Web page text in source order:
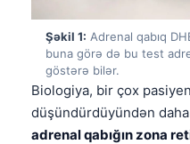
Şəkil 1: Adrenal qabıq
buna görə də bu test
göstərə bilər.
Biologiya, bir çox
düşündürdüyündən
adrenal qabığın zona